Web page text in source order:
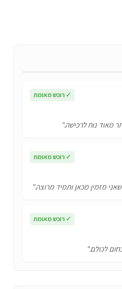
✓ רוכש מאומת
מאוד נוח לרכישה."
✓ רוכש מאומת
מזמין מכאן ותמיד מרוצה."
✓ רוכש מאומת
לכולם."